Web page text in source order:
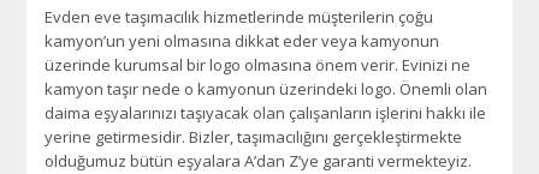
Evden eve taşımacılık hizmetlerinde müşterilerin çoğu
kamyon’un yeni olmasına dikkat eder veya kamyonun
üzerinde kurumsal bir logo olmasına önem verir. Evinizi ne
kamyon taşır nede o kamyonun üzerindeki logo. Önemli olan
daima eşyalarınızı taşıyacak olan çalışanların işlerini hakkı ile
yerine getirmesidir. Bizler, taşımacılığını gerçekleştirmekte
olduğumuz bütün eşyalara A’dan Z’ye garanti vermekteyiz.